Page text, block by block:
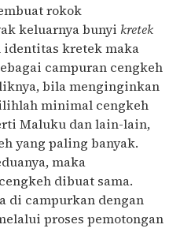
rokok
keluarnya bunyi kretek
identitas kretek maka
campuran cengkeh
bila menginginkan
minimal cengkeh
Maluku dan lain-lain,
yang paling banyak.
maka
dibuat sama.
di campurkan dengan
proses pemotongan